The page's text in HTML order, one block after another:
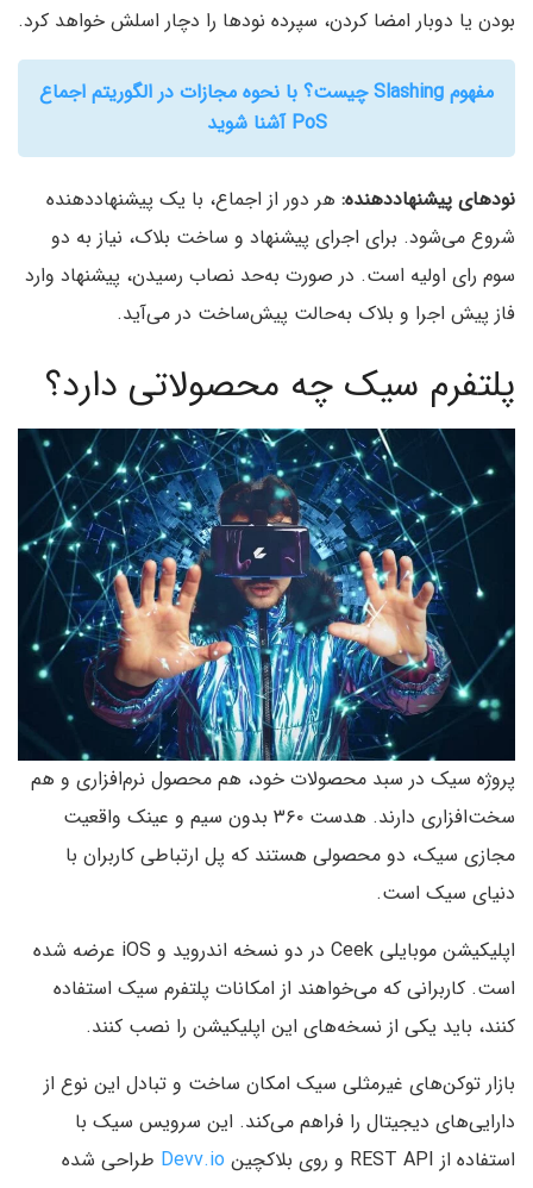
بودن یا دوبار امضا کردن، سپرده نودها را دچار اسلش خواهد کرد.
مفهوم Slashing چیست؟ با نحوه مجازات در الگوریتم اجماع
PoS آشنا شوید
نودهای پیشنهاد‌دهنده: هر دور از اجماع، با یک پیشنهاددهنده
شروع می‌شود. برای اجرای پیشنهاد و ساخت بلاک، نیاز به دو
سوم رای اولیه است. در صورت به‌حد نصاب رسیدن، پیشنهاد وارد
فاز پیش اجرا و بلاک به‌حالت پیش‌ساخت در می‌آید.
پلتفرم سیک چه محصولاتی دارد؟
پروژه سیک در سبد محصولات خود، هم محصول نرم‌افزاری و هم
سخت‌افزاری دارند. هدست ۳۶۰ بدون سیم و عینک واقعیت
مجازی سیک، دو محصولی هستند که پل ارتباطی کاربران با
دنیای سیک است.
اپلیکیشن موبایلی Ceek در دو نسخه اندروید و iOS عرضه شده
است. کاربرانی که می‌خواهند از امکانات پلتفرم سیک استفاده
کنند، باید یکی از نسخه‌های این اپلیکیشن را نصب کنند.
بازار توکن‌های غیرمثلی سیک امکان ساخت و تبادل این نوع از
دارایی‌های دیجیتال را فراهم می‌کند. این سرویس سیک با
استفاده از REST API و روی بلاکچین
Devv.io طراحی شده